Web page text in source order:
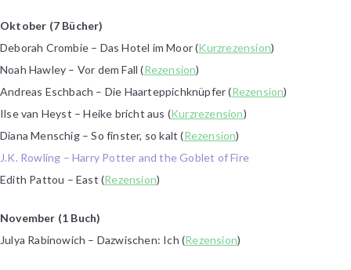
Oktober (7 Bücher)
Deborah Crombie – Das Hotel im Moor (Kurzrezension)
Noah Hawley – Vor dem Fall (Rezension)
Andreas Eschbach – Die Haarteppichknüpfer (Rezension)
Ilse van Heyst – Heike bricht aus (Kurzrezension)
Diana Menschig – So finster, so kalt (Rezension)
J.K. Rowling – Harry Potter and the Goblet of Fire
Edith Pattou – East (Rezension)
November (1 Buch)
Julya Rabinowich – Dazwischen: Ich (Rezension)